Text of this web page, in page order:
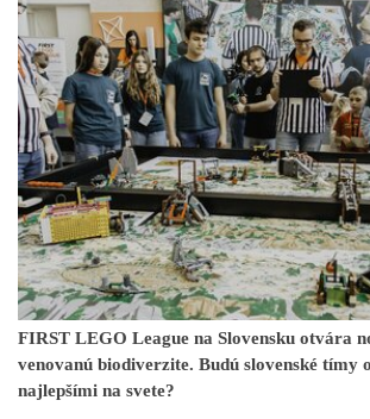
FIRST LEGO League na Slovensku otvára
venovanú biodiverzite. Budú slovenské tímy
najlepšími na svete?